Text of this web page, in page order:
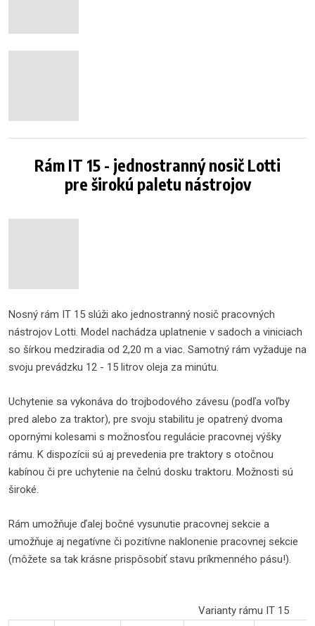
Rám IT 15 - jednostranný nosič Lotti
pre širokú paletu nástrojov
Nosný rám IT 15 slúži ako jednostranný nosič pracovných
nástrojov Lotti. Model nachádza uplatnenie v sadoch a viniciach
so šírkou medziradia od 2,20 m a viac. Samotný rám vyžaduje na
svoju prevádzku 12 - 15 litrov oleja za minútu.
Uchytenie sa vykonáva do trojbodového závesu (podľa voľby
pred alebo za traktor), pre svoju stabilitu je opatrený dvoma
opornými kolesami s možnosťou regulácie pracovnej výšky
rámu. K dispozícii sú aj prevedenia pre traktory s otočnou
kabínou či pre uchytenie na čelnú dosku traktoru. Možnosti sú
široké.
Rám umožňuje ďalej bočné vysunutie pracovnej sekcie a
umožňuje aj negatívne či pozitívne naklonenie pracovnej sekcie
(môžete sa tak krásne prispôsobiť stavu príkmenného pásu!).
Varianty rámu IT 15